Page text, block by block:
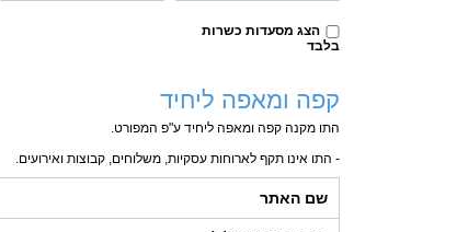
הצג מסעדות כשרות
בלבד
קפה ומאפה ליחיד
התו מקנה קפה ומאפה ליחיד ע"פ המפורט.
- התו אינו תקף לארוחות עסקיות, משלוחים, קבוצות ואירועים.
שם האתר